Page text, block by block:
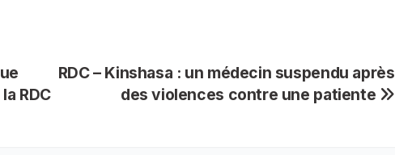
RDC – Kinshasa : un médecin suspendu après
des violences contre une patiente
RDC